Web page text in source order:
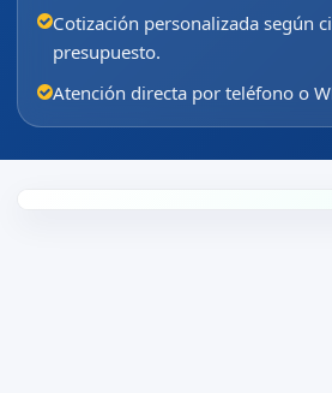
Cotización personalizada según
presupuesto.
Atención directa por teléfono o